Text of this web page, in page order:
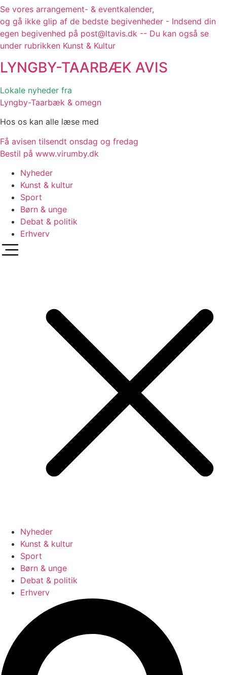
Se vores arrangement- & eventkalender,
og gå ikke glip af de bedste begivenheder - Indsend din
egen begivenhed på post@ltavis.dk -- Du kan også se
under rubrikken Kunst & Kultur
LYNGBY-TAARBÆK AVIS
Lokale nyheder fra
Lyngby-Taarbæk & omegn
Hos os kan alle læse med
Få avisen tilsendt onsdag og fredag
Bestil på www.virumby.dk
Nyheder
Kunst & kultur
Sport
Børn & unge
Debat & politik
Erhverv
Nyheder
Kunst & kultur
Sport
Børn & unge
Debat & politik
Erhverv